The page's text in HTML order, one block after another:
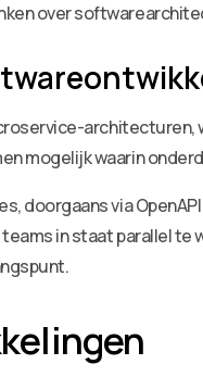
over
architecturen,
mogelijk waarin
doorgaans via
in staat parallel te